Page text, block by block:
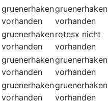
gruenerhaken
vorhanden
gruenerhaken
vorhanden
gruenerhaken
vorhanden
rotesx nicht
vorhanden
gruenerhaken
vorhanden
gruenerhaken
vorhanden
gruenerhaken
vorhanden
gruenerhaken
vorhanden